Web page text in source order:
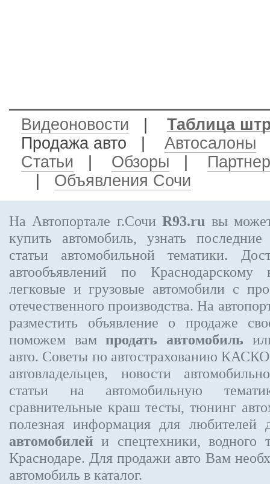
Видеоновости
Таблица
Продажа авто
Автосалоны
Статьи
Обзоры
Объявления Сочи
На Автопортале г.СочиR93.ru вы
купить автомобиль, узнать
статьи автомобильной тематики.
автообъявлений по
легковые и грузовые автомобили с
отечественного производства. На
разместить объявление о продаже
поможем вампродать автомобиль
авто. Советы по автострахованию
автовладельцев, новости
статьи на автомобильную
сравнительные краш тесты, тюнинг
полезная информация для любителей
автомобилей и спецтехники, водного
Краснодаре. Для продажи авто Вам
автомобиль в каталог.